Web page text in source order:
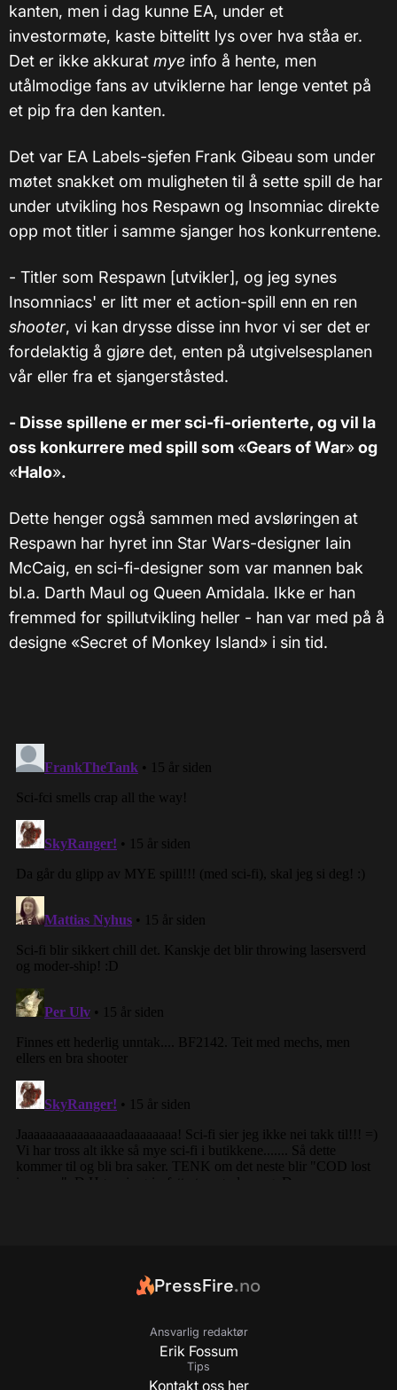
kanten, men i dag kunne EA, under et
investormøte, kaste bittelitt lys over hva ståa er.
Det er ikke akkurat mye info å hente, men
utålmodige fans av utviklerne har lenge ventet på
et pip fra den kanten.
Det var EA Labels-sjefen Frank Gibeau som under
møtet snakket om muligheten til å sette spill de har
under utvikling hos Respawn og Insomniac direkte
opp mot titler i samme sjanger hos konkurrentene.
- Titler som Respawn [utvikler], og jeg synes
Insomniacs' er litt mer et action-spill enn en ren
shooter, vi kan drysse disse inn hvor vi ser det er
fordelaktig å gjøre det, enten på utgivelsesplanen
vår eller fra et sjangerståsted.
- Disse spillene er mer sci-fi-orienterte, og vil la
oss konkurrere med spill som «Gears of War»og
«Halo».
Dette henger også sammen med avsløringen at
Respawn har hyret inn Star Wars-designer Iain
McCaig, en sci-fi-designer som var mannen bak
bl.a. Darth Maul og Queen Amidala. Ikke er han
fremmed for spillutvikling heller - han var med på å
designe «Secret of Monkey Island» i sin tid.
PressFire.no
Ansvarlig redaktør
Erik Fossum
Tips
Kontakt oss her